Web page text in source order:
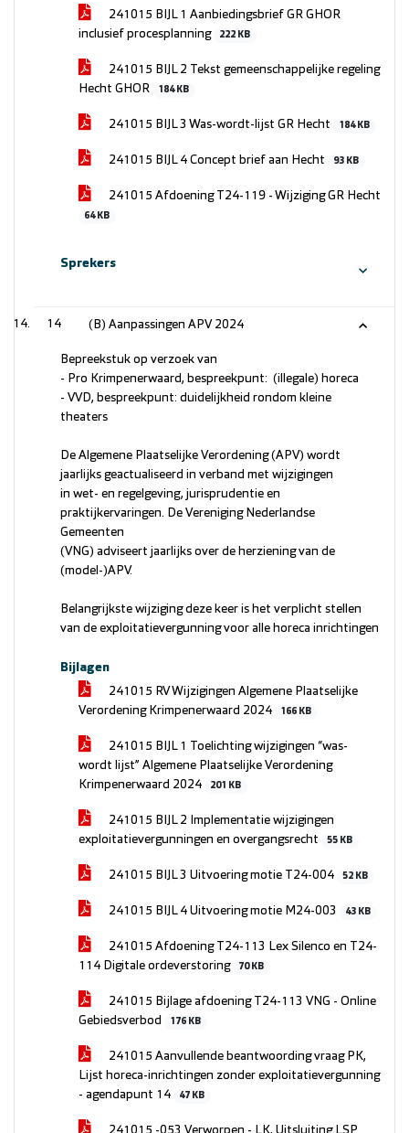
241015 BIJL 1 Aanbiedingsbrief GR GHOR
inclusief procesplanning
222 KB
241015 BIJL 2 Tekst gemeenschappelijke regeling
Hecht GHOR
184 KB
241015 BIJL 3 Was-wordt-lijst GR Hecht 184 KB
241015 BIJL 4 Concept brief aan Hecht 93 KB
241015 Afdoening T24-119 - Wijziging GR Hecht
64 KB
Sprekers
14 (B) Aanpassingen APV 2024
Bepreekstuk op verzoek van
- Pro Krimpenerwaard, bespreekpunt: (illegale) horeca
- VVD, bespreekpunt: duidelijkheid rondom kleine
theaters
De Algemene Plaatselijke Verordening (APV) wordt
jaarlijks geactualiseerd in verband met wijzigingen
in wet- en regelgeving, jurisprudentie en
praktijkervaringen. De Vereniging Nederlandse
Gemeenten
(VNG) adviseert jaarlijks over de herziening van de
(model-)APV.
Belangrijkste wijziging deze keer is het verplicht stellen
van de exploitatievergunning voor alle horeca inrichtingen
Bijlagen
241015 RV Wijzigingen Algemene Plaatselijke
Verordening Krimpenerwaard 2024
166 KB
241015 BIJL 1 Toelichting wijzigingen “was-
wordt lijst” Algemene Plaatselijke Verordening
Krimpenerwaard 2024
201 KB
241015 BIJL 2 Implementatie wijzigingen
exploitatievergunningen en overgangsrecht
55 KB
241015 BIJL 3 Uitvoering motie T24-004 52 KB
241015 BIJL 4 Uitvoering motie M24-003 43 KB
241015 Afdoening T24-113 Lex Silenco en T24-
114 Digitale ordeverstoring
70 KB
241015 Bijlage afdoening T24-113 VNG - Online
Gebiedsverbod
176 KB
241015 Aanvullende beantwoording vraag PK,
Lijst horeca-inrichtingen zonder exploitatievergunning
- agendapunt 14
47 KB